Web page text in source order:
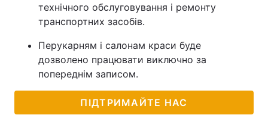
технічного обслуговування і ремонту
транспортних засобів.
Перукарням і салонам краси буде
дозволено працювати виключно за
попереднім записом.
ПІДТРИМАЙТЕ НАС